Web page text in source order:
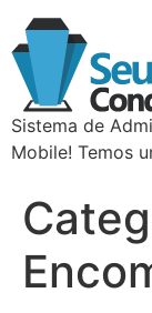
Sistema de
Mobile! Temos